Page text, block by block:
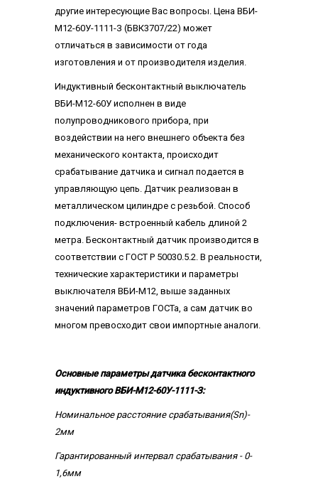
другие интересующие Вас вопросы. Цена ВБИ-
М12-60У-1111-З (БВК3707/22) может
отличаться в зависимости от года
изготовления и от производителя изделия.
Индуктивный бесконтактный выключатель
ВБИ-М12-60У исполнен в виде
полупроводникового прибора, при
воздействии на него внешнего объекта без
механического контакта, происходит
срабатывание датчика и сигнал подается в
управляющую цепь. Датчик реализован в
металлическом цилиндре с резьбой. Способ
подключения- встроенный кабель длиной 2
метра. Бесконтактный датчик производится в
соответствии с ГОСТ Р 50030.5.2. В реальности,
технические характеристики и параметры
выключателя ВБИ-М12, выше заданных
значений параметров ГОСТа, а сам датчик во
многом превосходит свои импортные аналоги.
Основные параметры датчика бесконтактного
индуктивного ВБИ-М12-60У-1111-З:
Номинальное расстояние срабатывания(Sn)-
2мм
Гарантированный интервал срабатывания - 0-
1,6мм